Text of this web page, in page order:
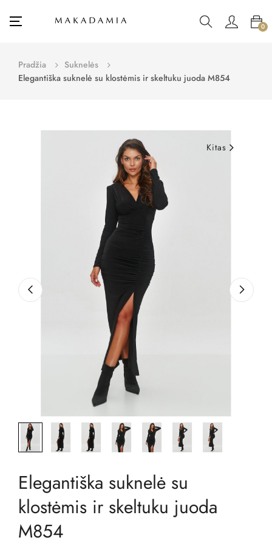
Toggle
☰ 0
Pradžia
Suknelės
Elegantiška suknelė su klostėmis ir skeltuku juoda M854
Kitas
Elegantiška suknelė su
klostėmis ir skeltuku juoda
M854